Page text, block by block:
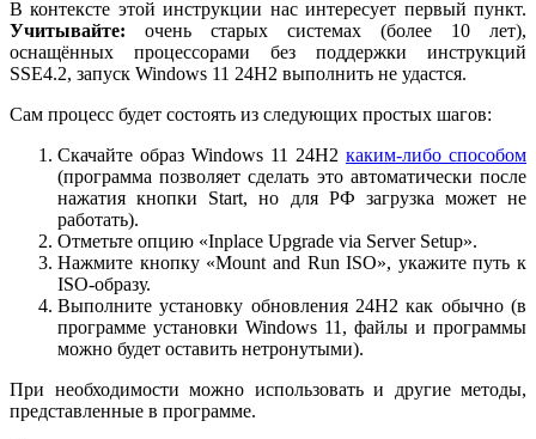
В контексте этой инструкции нас интересует первый пункт.
Учитывайте: очень старых системах (более 10 лет),
оснащённых процессорами без поддержки инструкций
SSE4.2, запуск Windows 11 24H2 выполнить не удастся.
Сам процесс будет состоять из следующих простых шагов:
Скачайте образ Windows 11 24H2 каким-либо способом
(программа позволяет сделать это автоматически после
нажатия кнопки Start, но для РФ загрузка может не
работать).
Отметьте опцию «Inplace Upgrade via Server Setup».
Нажмите кнопку «Mount and Run ISO», укажите путь к
ISO-образу.
Выполните установку обновления 24H2 как обычно (в
программе установки Windows 11, файлы и программы
можно будет оставить нетронутыми).
При необходимости можно использовать и другие методы,
представленные в программе.